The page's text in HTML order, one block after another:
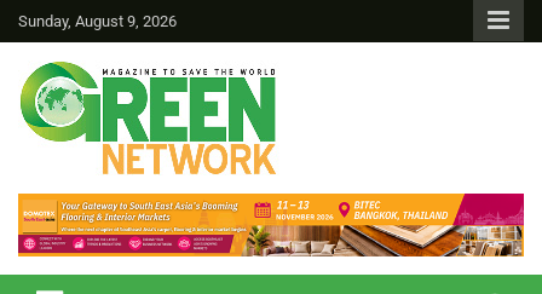
Sunday, August 9, 2026
Green Network